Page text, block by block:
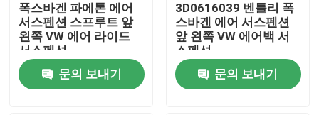
집
제품
폭스바겐 파에톤 에어
서스펜션 스프루트 앞
왼쪽 VW 에어 라이드
서스펜션
3D0616039AA
문의 보내기
3D0616039 벤틀리 폭
스바겐 에어 서스펜션
앞 왼쪽 VW 에어백 서
스펜션
문의 보내기